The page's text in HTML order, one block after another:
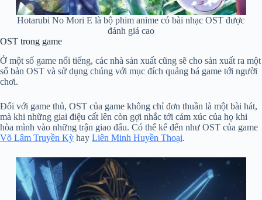
Hotarubi No Mori E là bộ phim anime có bài nhạc OST được
đánh giá cao
OST trong game
Ở một số game nổi tiếng, các nhà sản xuất cũng sẽ cho sản xuất ra một
số bản OST và sử dụng chúng với mục đích quảng bá game tới người
chơi.
Đối với game thủ, OST của game không chỉ đơn thuần là một bài hát,
mà khi những giai điệu cất lên còn gợi nhắc tới cảm xúc của họ khi
hòa mình vào những trận giao đấu. Có thể kể đến như OST của game
Võ Lâm Truyền Kỳ hay Liên Minh Huyền Thoại.